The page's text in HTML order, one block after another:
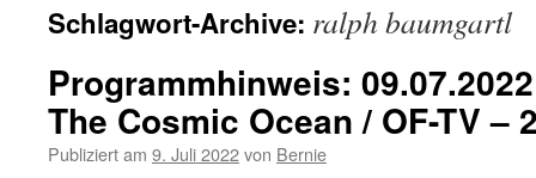
Schlagwort-Archive: ralph baumgartl
Programmhinweis:
The Cosmic Ocean / OF-TV –
Publiziert am 9. Juli 2022von Bernie